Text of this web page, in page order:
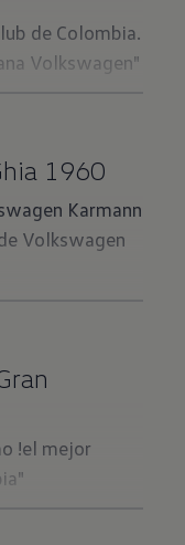
de Colombia.
Volkswagen"
1960
Karmann
Volkswagen
!el mejor